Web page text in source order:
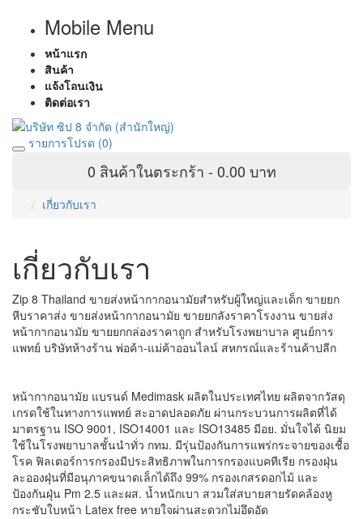
Mobile Menu
หน้าแรก
สินค้า
แจ้งโอนเงิน
ติดต่อเรา
รายการโปรด (0)
0 สินค้าในตระกร้า - 0.00 บาท
เกี่ยวกับเรา
เกี่ยวกับเรา
Zip 8 Thailand ขายส่งหน้ากากอนามัยสำหรับผู้ใหญ่และเด็ก ขายยก
หีบราคาส่ง ขายส่งหน้ากากอนามัย ขายยกลังราคาโรงงาน ขายส่ง
หน้ากากอนามัย ขายยกกล่องราคาถูก สำหรับโรงพยาบาล ศูนย์การ
แพทย์ บริษัทห้างร้าน พ่อค้า-แม่ค้าออนไลน์ สหกรณ์และร้านค้าปลีก
หน้ากากอนามัย แบรนด์ Medimask ผลิตในประเทศไทย ผลิตจากวัสดุ
เกรดใช้ในทางการแพทย์ สะอาดปลอดภัย ผ่านกระบวนการผลิตที่ได้
มาตรฐาน ISO 9001, ISO14001 และ ISO13485 มีอย. มั่นใจได้ นิยม
ใช้ในโรงพยาบาลชั้นนำทั่ว กทม. มีรุ่นป้องกันการแพร่กระจายของเชื้อ
โรค ฟิลเตอร์การกรองมีประสิทธิภาพในการกรองแบคทีเรีย กรองฝุ่น
ละอองฝุ่นที่มีอนุภาคขนาดเล็กได้ถึง 99% กรองเกสรดอกไม้ และ
ป้องกันฝุ่น Pm 2.5 และผส. น้ำหนักเบา สวมใส่สบายสายรัดคล้องหู
กระชับใบหน้า Latex free หายใจผ่านสะดวกไม่อึดอัด